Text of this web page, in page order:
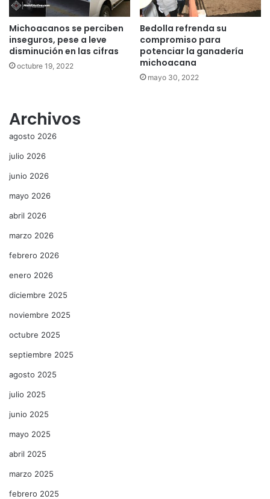
Michoacanos se perciben
inseguros, pese a leve
disminución en las cifras
octubre 19, 2022
Bedolla refrenda su
compromiso para
potenciar la ganadería
michoacana
mayo 30, 2022
Archivos
agosto 2026
julio 2026
junio 2026
mayo 2026
abril 2026
marzo 2026
febrero 2026
enero 2026
diciembre 2025
noviembre 2025
octubre 2025
septiembre 2025
agosto 2025
julio 2025
junio 2025
mayo 2025
abril 2025
marzo 2025
febrero 2025